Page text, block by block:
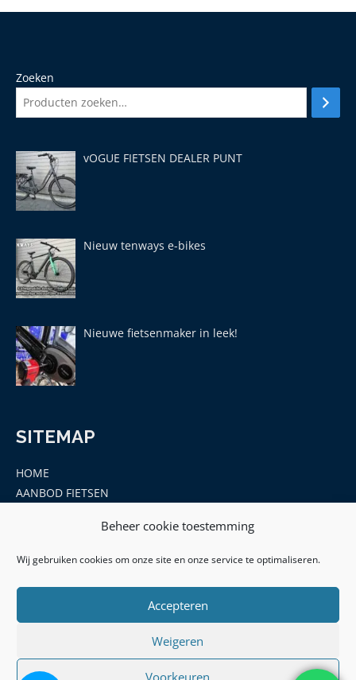
Beheer cookie toestemming
Wij gebruiken cookies om onze site en onze service te optimaliseren.
Accepteren
Weigeren
Voorkeuren
Zoeken
vOGUE FIETSEN DEALER PUNT
Nieuw tenways e-bikes
Nieuwe fietsenmaker in leek!
SITEMAP
HOME
AANBOD FIETSEN
ONDERDELEN EN ACCESSOIRES